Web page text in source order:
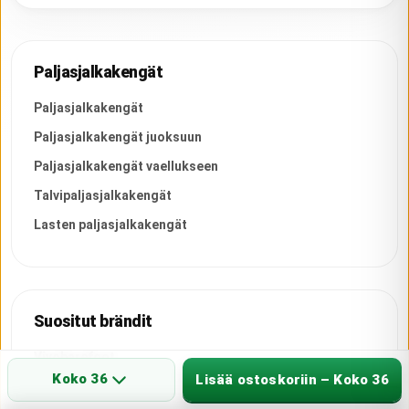
Koko 36 Lisää ostoskoriin – Koko 36
Paljasjalkakengät
Paljasjalkakengät
Paljasjalkakengät juoksuun
Paljasjalkakengät vaellukseen
Talvipaljasjalkakengät
Lasten paljasjalkakengät
Suositut brändit
Vivobarefoot
Be Lenka